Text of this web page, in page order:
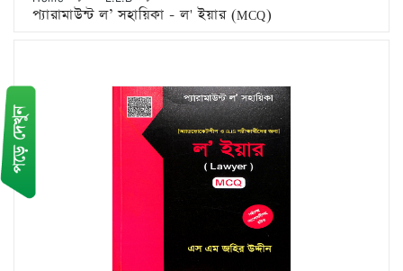
Combo
Offers
Bangladesh
Gazette
Departmental
প্যারামাউন্ট ল’ সহায়িকা - ল' ইয়ার (MCQ)